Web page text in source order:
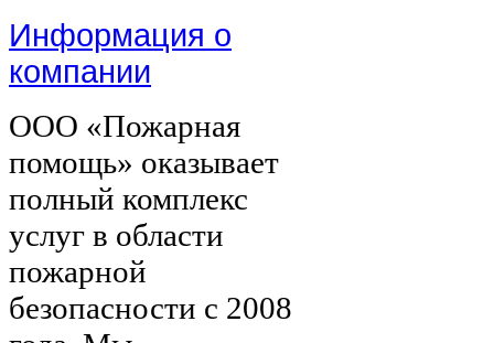
Информация о
компании
ООО «Пожарная
помощь» оказывает
полный комплекс
услуг в области
пожарной
безопасности с 2008